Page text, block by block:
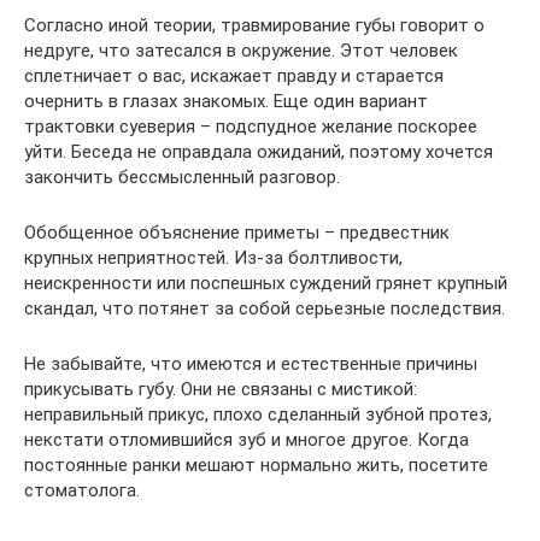
Согласно иной теории, травмирование губы говорит о
недруге, что затесался в окружение. Этот человек
сплетничает о вас, искажает правду и старается
очернить в глазах знакомых. Еще один вариант
трактовки суеверия – подспудное желание поскорее
уйти. Беседа не оправдала ожиданий, поэтому хочется
закончить бессмысленный разговор.
Обобщенное объяснение приметы – предвестник
крупных неприятностей. Из-за болтливости,
неискренности или поспешных суждений грянет крупный
скандал, что потянет за собой серьезные последствия.
Не забывайте, что имеются и естественные причины
прикусывать губу. Они не связаны с мистикой:
неправильный прикус, плохо сделанный зубной протез,
некстати отломившийся зуб и многое другое. Когда
постоянные ранки мешают нормально жить, посетите
стоматолога.